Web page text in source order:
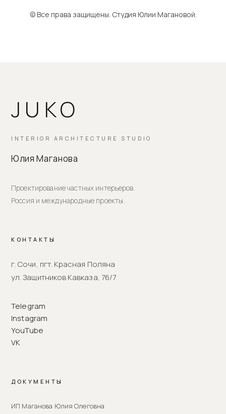
© Все права защищены. Студия Юлии Магановой.
JUKO
INTERIOR ARCHITECTURE STUDIO
Юлия Маганова
Проектирование частных интерьеров.
Россия и международные проекты.
КОНТАКТЫ
г. Сочи, пгт. Красная Поляна
ул. Защитников Кавказа, 76/7
Telegram
Instagram
YouTube
VK
ДОКУМЕНТЫ
ИП Маганова Юлия Олеговна